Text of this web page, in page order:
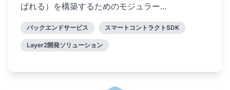
ばれる）を構築するためのモジュラー...
バックエンドサービス スマートコントラクトSDK
Layer2開発ソリューション